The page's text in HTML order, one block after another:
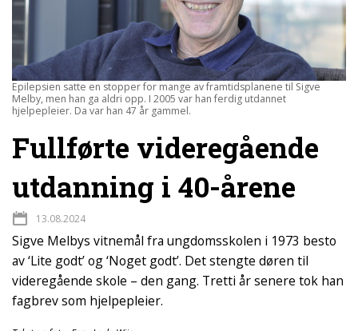
Epilepsien satte en stopper for mange av framtidsplanene til Sigve
Melby, men han ga aldri opp. I 2005 var han ferdig utdannet
hjelpepleier. Da var han 47 år gammel.
Fullførte videregående
utdanning i 40-årene
13.08.2024
Sigve Melbys vitnemål fra ungdomsskolen i 1973 besto
av ‘Lite godt’ og ‘Noget godt’. Det stengte døren til
videregående skole – den gang. Tretti år senere tok han
fagbrev som hjelpepleier.